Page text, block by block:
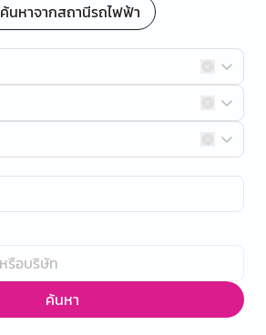
ค้นหาจากสถานีรถไฟฟ้า
ค้นหา